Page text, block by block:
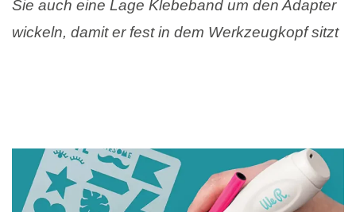
Sie auch eine Lage Klebeband um den Adapter
wickeln, damit er fest in dem Werkzeugkopf sitzt